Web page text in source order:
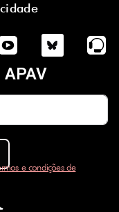
e condições de